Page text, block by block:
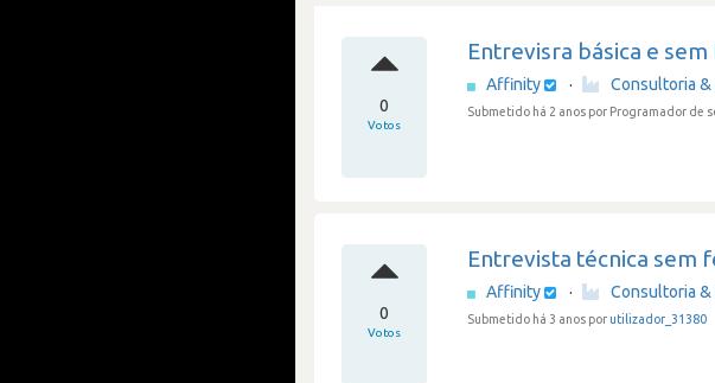
0
Votos
Entrevisra básica e
Affinity · Consultoria
Submetido há 2 anos por Programador de
0
Votos
Entrevista técnica sem
Affinity · Consultoria
Submetido há 3 anos por utilizador_31380